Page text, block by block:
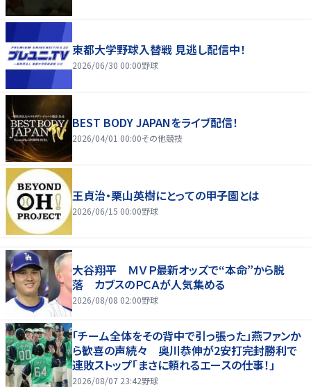
東都大学野球入替戦 見逃し配信中！
2026/06/30 00:00野球
BEST BODY JAPANをライブ配信！
2026/04/01 00:00その他競技
王貞治・栗山英樹にとっての甲子園とは
2026/06/15 00:00野球
大谷翔平 ＭＶＰ最新オッズで“本命”から脱
落 カブスのＰＣＡが人気集める
2026/08/08 02:00野球
「チーム全体をその背中で引っ張った」燕ファンか
ら歓喜の声続々 奥川恭伸が2安打完封勝利で
連敗ストップ「まさに頼れるエースの仕事！」
2026/08/07 23:42野球